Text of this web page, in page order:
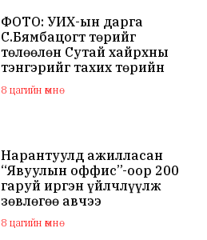
ФОТО: УИХ-ын дарга
С.Бямбацогт төрийг
төлөөлөн Сутай хайрхны
тэнгэрийг тахих төрийн
тахилгад оролцлоо
8 цагийн өмнө
Нарантуулд ажилласан
“Явуулын оффис”-оор 200
гаруй иргэн үйлчлүүлж
зөвлөгөө авчээ
8 цагийн өмнө